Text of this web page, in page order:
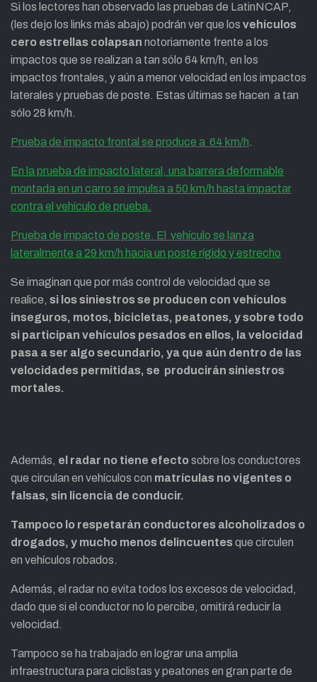
Si los lectores han observado las pruebas de LatinNCAP,
(les dejo los links más abajo) podrán ver que los vehículos
cero estrellas colapsan notoriamente frente a los
impactos que se realizan a tan sólo 64 km/h, en los
impactos frontales, y aún a menor velocidad en los impactos
laterales y pruebas de poste. Estas últimas se hacen a tan
sólo 28 km/h.
Prueba de impacto frontal se produce a 64 km/h.
En la prueba de impacto lateral, una barrera deformable
montada en un carro se impulsa a 50 km/h hasta impactar
contra el vehículo de prueba.
Prueba de impacto de poste. El vehículo se lanza
lateralmente a 29 km/h hacia un poste rígido y estrecho
Se imaginan que por más control de velocidad que se
realice, si los siniestros se producen con vehículos
inseguros, motos, bicicletas, peatones, y sobre todo
si participan vehículos pesados en ellos, la velocidad
pasa a ser algo secundario, ya que aún dentro de las
velocidades permitidas, se producirán siniestros
mortales.
Además, el radar no tiene efectosobre los conductores
que circulan en vehículos con matrículas no vigentes o
falsas, sin licencia de conducir.
Tampoco lo respetarán conductores alcoholizados o
drogados, y mucho menos delincuentesque circulen
en vehículos robados.
Además, el radar no evita todos los excesos de velocidad,
dado que si el conductor no lo percibe, omitirá reducir la
velocidad.
Tampoco se ha trabajado en lograr una amplia
infraestructura para ciclistas y peatones en gran parte de